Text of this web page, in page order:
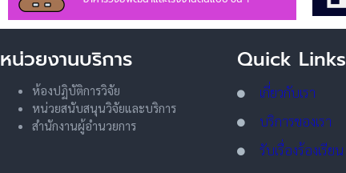
หน่วยงานบริการ
ห้องปฏิบัติการวิจัย
หน่วยสนับสนุนวิจัยและบริการ
สำนักงานผู้อำนวยการ
Quick Links
เกี่ยวกับเรา
บริการของเรา
รับเรื่องร้องเรียน